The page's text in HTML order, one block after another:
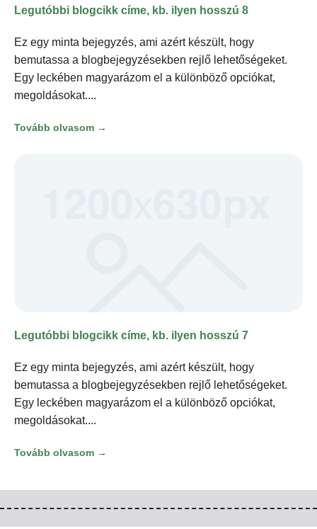
Legutóbbi blogcikk címe, kb. ilyen hosszú 8
Ez egy minta bejegyzés, ami azért készült, hogy
bemutassa a blogbejegyzésekben rejlő lehetőségeket.
Egy leckében magyarázom el a különböző opciókat,
megoldásokat.
Tovább olvasom →
Legutóbbi blogcikk címe, kb. ilyen hosszú 7
Ez egy minta bejegyzés, ami azért készült, hogy
bemutassa a blogbejegyzésekben rejlő lehetőségeket.
Egy leckében magyarázom el a különböző opciókat,
megoldásokat.
Tovább olvasom →